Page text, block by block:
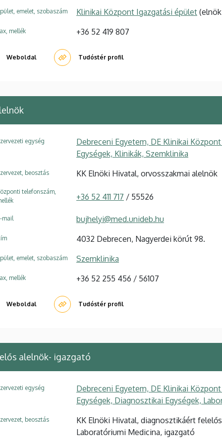
emelet, szobaszám Klinikai Központ Igazgatási épület
mellék +36 52 419 807
Weboldal Tudóstér profil
egység
Debreceni Egyetem, DE Klinikai
Egységek, Klinikák, Szemklinika
beosztás KK Elnöki Hivatal, orvosszakmai alelnök
telefonszám,
+36 52 411 717 / 55526
mail bujhelyi@med.unideb.hu
4032 Debrecen, Nagyerdei körút 98.
emelet, szobaszám Szemklinika
mellék +36 52 255 456 / 56107
Weboldal Tudóstér profil
alelnök- igazgató
egység
Debreceni Egyetem, DE Klinikai
Egységek, Diagnosztikai Egységek,
beosztás
KK Elnöki Hivatal, diagnosztikáért
Laboratóriumi Medicina, igazgató